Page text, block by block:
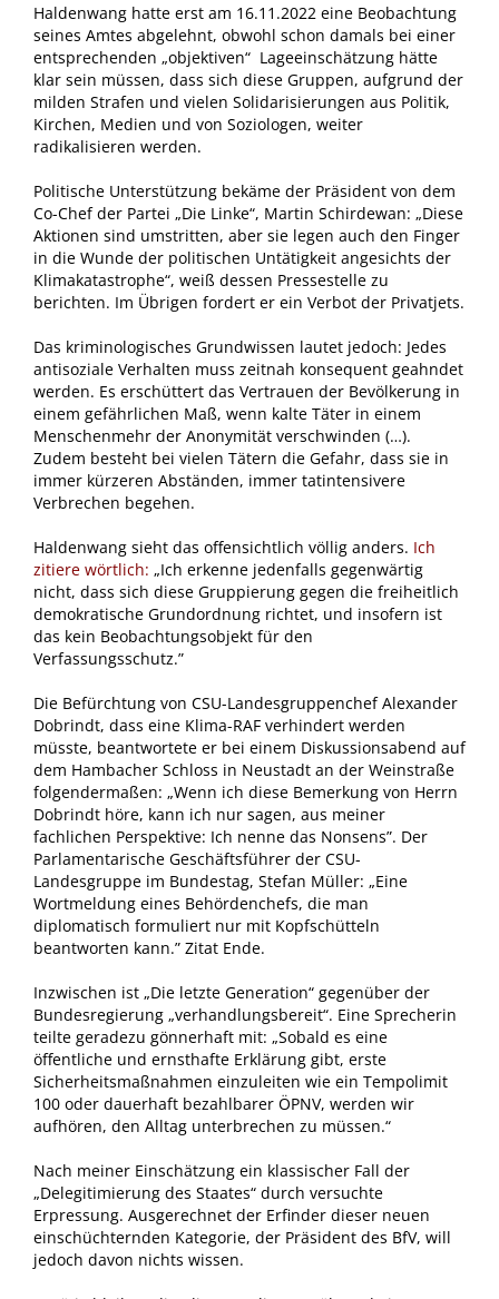
Haldenwang hatte erst am 16.11.2022 eine Beobachtung
seines Amtes abgelehnt, obwohl schon damals bei einer
entsprechenden „objektiven“ Lageeinschätzung hätte
klar sein müssen, dass sich diese Gruppen, aufgrund der
milden Strafen und vielen Solidarisierungen aus Politik,
Kirchen, Medien und von Soziologen, weiter
radikalisieren werden.
Politische Unterstützung bekäme der Präsident von dem
Co-Chef der Partei „Die Linke“, Martin Schirdewan: „Diese
Aktionen sind umstritten, aber sie legen auch den Finger
in die Wunde der politischen Untätigkeit angesichts der
Klimakatastrophe“, weiß dessen Pressestelle zu
berichten. Im Übrigen fordert er ein Verbot der Privatjets.
Das kriminologisches Grundwissen lautet jedoch: Jedes
antisoziale Verhalten muss zeitnah konsequent geahndet
werden. Es erschüttert das Vertrauen der Bevölkerung in
einem gefährlichen Maß, wenn kalte Täter in einem
Menschenmehr der Anonymität verschwinden (…).
Zudem besteht bei vielen Tätern die Gefahr, dass sie in
immer kürzeren Abständen, immer tatintensivere
Verbrechen begehen.
Haldenwang sieht das offensichtlich völlig anders. Ich
zitiere wörtlich: „Ich erkenne jedenfalls gegenwärtig
nicht, dass sich diese Gruppierung gegen die freiheitlich
demokratische Grundordnung richtet, und insofern ist
das kein Beobachtungsobjekt für den
Verfassungsschutz.”
Die Befürchtung von CSU-Landesgruppenchef Alexander
Dobrindt, dass eine Klima-RAF verhindert werden
müsste, beantwortete er bei einem Diskussionsabend auf
dem Hambacher Schloss in Neustadt an der Weinstraße
folgendermaßen: „Wenn ich diese Bemerkung von Herrn
Dobrindt höre, kann ich nur sagen, aus meiner
fachlichen Perspektive: Ich nenne das Nonsens”. Der
Parlamentarische Geschäftsführer der CSU-
Landesgruppe im Bundestag, Stefan Müller: „Eine
Wortmeldung eines Behördenchefs, die man
diplomatisch formuliert nur mit Kopfschütteln
beantworten kann.” Zitat Ende.
Inzwischen ist „Die letzte Generation“ gegenüber der
Bundesregierung „verhandlungsbereit“. Eine Sprecherin
teilte geradezu gönnerhaft mit: „Sobald es eine
öffentliche und ernsthafte Erklärung gibt, erste
Sicherheitsmaßnahmen einzuleiten wie ein Tempolimit
100 oder dauerhaft bezahlbarer ÖPNV, werden wir
aufhören, den Alltag unterbrechen zu müssen.“
Nach meiner Einschätzung ein klassischer Fall der
„Delegitimierung des Staates“ durch versuchte
Erpressung. Ausgerechnet der Erfinder dieser neuen
einschüchternden Kategorie, der Präsident des BfV, will
jedoch davon nichts wissen.